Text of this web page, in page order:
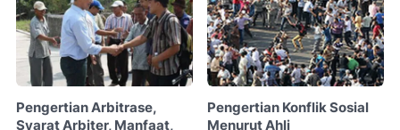
Pengertian Arbitrase,
Syarat Arbiter, Manfaat,
Pengertian Konflik Sosial
Menurut Ahli